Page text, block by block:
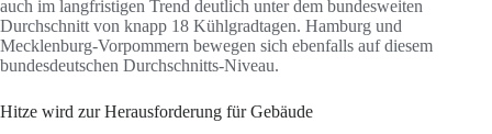
auch im langfristigen Trend deutlich unter dem bundesweiten
Durchschnitt von knapp 18 Kühlgradtagen. Hamburg und
Mecklenburg-Vorpommern bewegen sich ebenfalls auf diesem
bundesdeutschen Durchschnitts-Niveau.
Hitze wird zur Herausforderung für Gebäude